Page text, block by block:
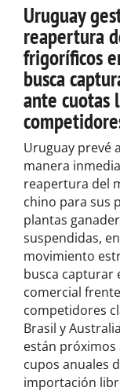
Uruguay
reapertura
frigoríficos
busca
ante cuotas
Uruguay prevé
manera
reapertura del
chino para sus
plantas
suspendidas,
movimiento
busca capturar
comercial
competidores
Brasil y
están próximos
cupos anuales
importación